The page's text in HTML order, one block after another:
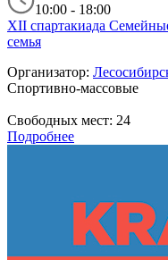
10:00 - 18:00
XII спартакиада
семья
Организатор:
Спортивно-массовые
Свободных мест: 24
Подробнее